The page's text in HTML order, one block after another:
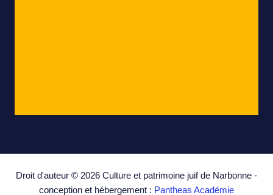
Droit d'auteur © 2026 Culture et patrimoine juif de Narbonne -
conception et hébergement : Pantheas Académie